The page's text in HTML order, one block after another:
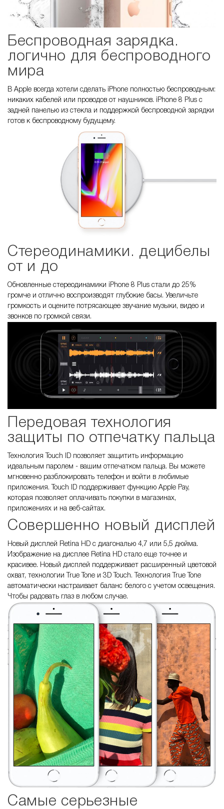
Беспроводная зарядка.
логично для беспроводного
мира
В Apple всегда хотели сделать iPhone полностью беспроводным:
никаких кабелей или проводов от наушников. iPhone 8 Plus с
задней панелью из стекла и поддержкой беспроводной зарядки
готов к беспроводному будущему.
Стереодинамики. децибелы
от и до
Обновленные стереодинамики iPhone 8 Plus стали до 25%
громче и отлично воспроизводят глубокие басы. Увеличьте
громкость и оцените потрясающее звучание музыки, видео и
звонков по громкой связи.
Передовая технология
защиты по отпечатку пальца
Технология Touch ID позволяет защитить информацию
идеальным паролем - вашим отпечатком пальца. Вы можете
мгновенно разблокировать телефон и войти в любимые
приложения. Touch ID поддерживает функцию Apple Pay,
которая позволяет оплачивать покупки в магазинах,
приложениях и на веб-сайтах.
Совершенно новый дисплей
Новый дисплей Retina HD с диагональю 4,7 или 5,5 дюйма.
Изображение на дисплее Retina HD стало еще точнее и
красивее. Новый дисплей поддерживает расширенный цветовой
охват, технологии True Tone и 3D Touch. Технология True Tone
автоматически настраивает баланс белого с учетом освещения.
Чтобы радовать глаз в любом случае.
Самые серьезные